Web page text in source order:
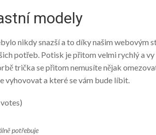
modely
nikdy snazší a to díky našim webovým
potřeb. Potisk je přitom velmi rychlý a
trička se přitom nemusíte nějak
vyhovovat a které se vám bude líbit.
potřebuje